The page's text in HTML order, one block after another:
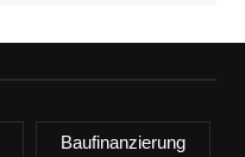
Baufinanzierung